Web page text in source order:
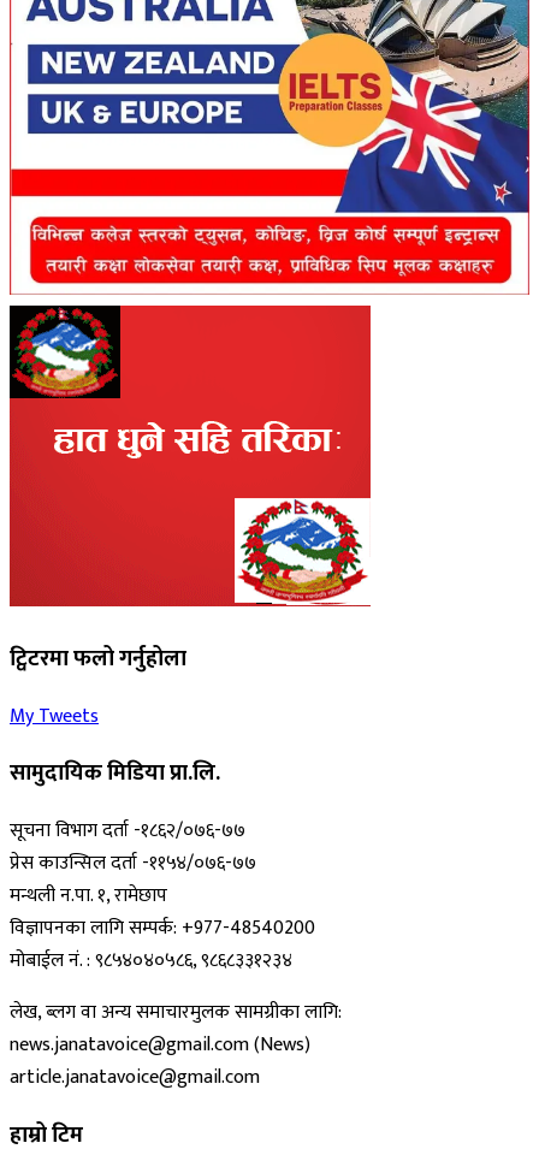
ट्विटरमा फलो गर्नुहोला
My Tweets
सामुदायिक मिडिया प्रा.लि.
सूचना विभाग दर्ता -१८६२/०७६-७७
प्रेस काउन्सिल दर्ता -११५४/०७६-७७
मन्थली न.पा. १, रामेछाप
विज्ञापनका लागि सम्पर्क: +977-48540200
मोबाईल नं. : ९८५४०४०५८६, ९८६८३३१२३४
लेख, ब्लग वा अन्य समाचारमुलक सामग्रीका लागि:
news.janatavoice@gmail.com (News)
article.janatavoice@gmail.com
हाम्रो टिम